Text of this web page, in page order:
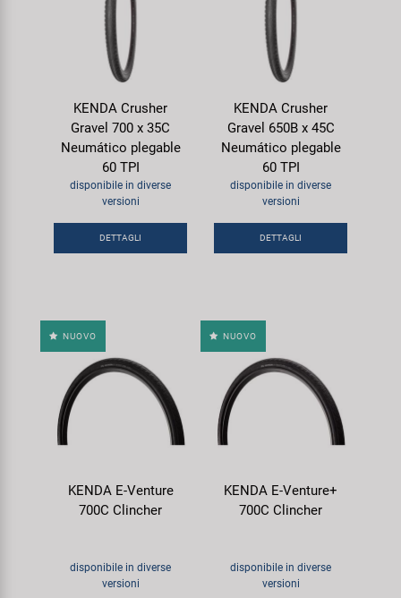
KENDA Crusher
Gravel 700 x 35C
Neumático plegable
60 TPI
disponibile in diverse
versioni
DETTAGLI
KENDA Crusher
Gravel 650B x 45C
Neumático plegable
60 TPI
disponibile in diverse
versioni
DETTAGLI
NUOVO
KENDA E-Venture
700C Clincher
disponibile in diverse
versioni
NUOVO
KENDA E-Venture+
700C Clincher
disponibile in diverse
versioni